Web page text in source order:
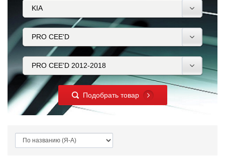
Подобрать товар